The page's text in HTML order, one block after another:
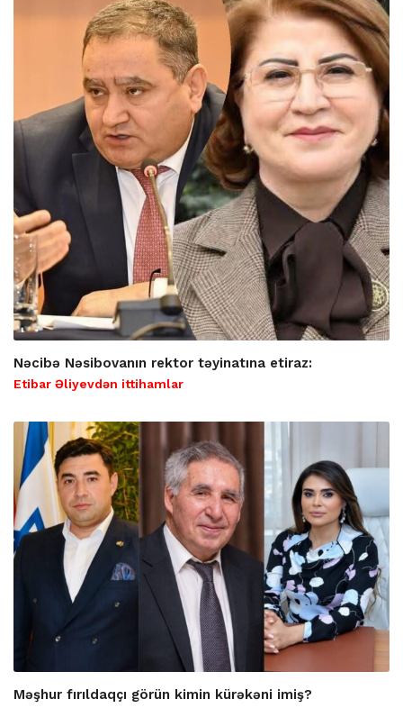
Nəcibə Nəsibovanın rektor təyinatına etiraz:
Etibar Əliyevdən ittihamlar
Məşhur fırıldaqçı görün kimin kürəkəni imiş?